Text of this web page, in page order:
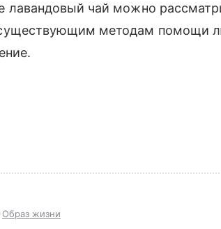
лавандовый чай можно
существующим методам помощи
Образ жизни